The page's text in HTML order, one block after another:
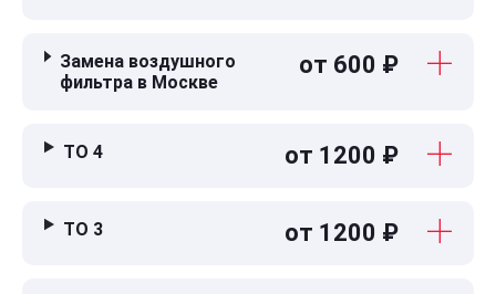
Замена воздушного
фильтра в Москве
от 600 ₽
ТО 4 от 1200 ₽
ТО 3 от 1200 ₽